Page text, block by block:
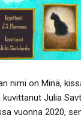
nimi on Minä,
kuvittanut Julia
vuonna 2020,